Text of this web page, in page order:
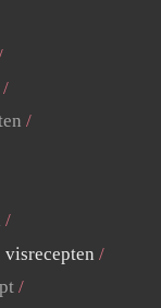
visrecepten